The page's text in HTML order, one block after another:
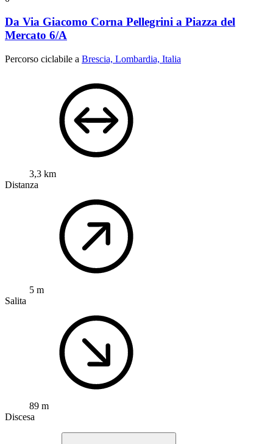
Da Via Giacomo Corna Pellegrini a Piazza del
Mercato 6/A
Percorso ciclabile a Brescia, Lombardia, Italia
3,3 km
Distanza
5 m
Salita
89 m
Discesa